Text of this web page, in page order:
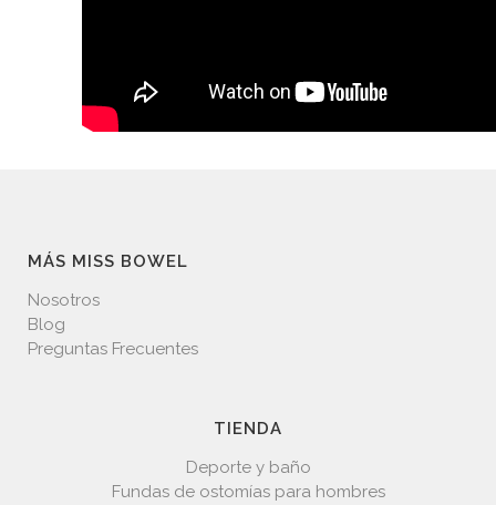
MÁS MISS BOWEL
Nosotros
Blog
Preguntas Frecuentes
TIENDA
Deporte y baño
Fundas de ostomías para hombres